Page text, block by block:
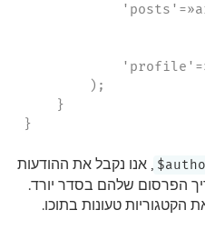
        );
    }
}
, אנו נקבל את ההודעות
הפרסום שלהם בסדר יורד.
הקטגוריות טעונות בתוכו.